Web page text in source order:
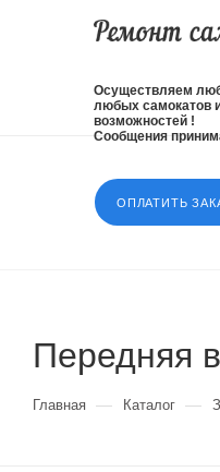
Осуществляем
любых самокатов
возможностей !
Сообщения
ОПЛАТИТЬ
Передняя
Главная — Каталог —